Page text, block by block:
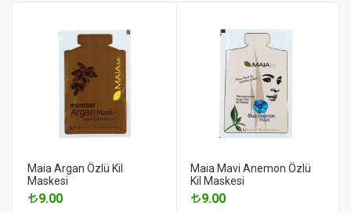
Maia Argan Özlü Kil
Maskesi
9.00
Maia Mavi Anemon Özlü
Kil Maskesi
9.00